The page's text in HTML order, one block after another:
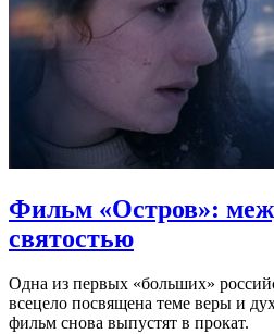
Фильм «Остров»:
святостью
Одна из первых «больших»
всецело посвящена теме веры и
фильм снова выпустят в прокат.